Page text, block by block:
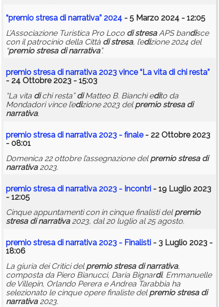
“premio stresa di narrativa” 2024 - 5 Marzo 2024 - 12:05
L’Associazione Turistica Pro Loco di stresaAPS bandisce
con il patrocinio della Città di stresa, l’edizione 2024 del
“premio stresa di narrativa”.
premio stresa di narrativa 2023 vince “La vita di chi resta”
- 24 Ottobre 2023 - 15:03
“La vita dichi resta”diMatteo B. Bianchi edito da
Mondadori vince l’edizione 2023 delpremio stresa di
narrativa.
premio stresa di narrativa 2023 - finale- 22 Ottobre 2023
- 08:01
Domenica 22 ottobre l’assegnazione delpremio stresa di
narrativa2023.
premio stresa di narrativa 2023 - Incontri - 19 Luglio 2023
- 12:05
Cinque appuntamenti con in cinque finalisti delpremio
stresa di narrativa2023, dal 20 luglio al 25 agosto.
premio stresa di narrativa 2023 - Finalisti - 3 Luglio 2023 -
18:06
La giuria dei Critici delpremio stresa di narrativa,
composta da Piero Bianucci, Daria Bignardi, Emmanuelle
de Villepin, Orlando Perera e Andrea Tarabbia ha
selezionato le cinque opere finaliste delpremio stresa di
narrativa2023.